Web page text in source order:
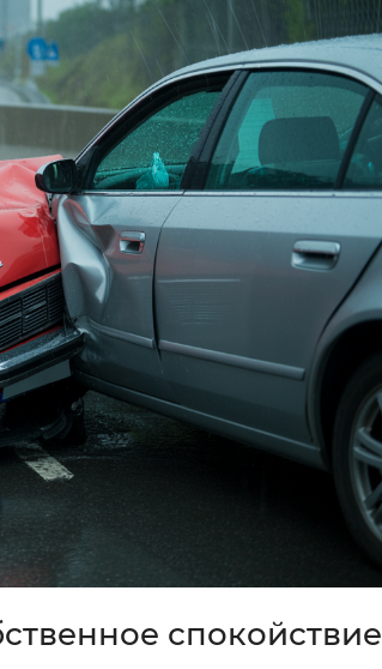
спокойствие